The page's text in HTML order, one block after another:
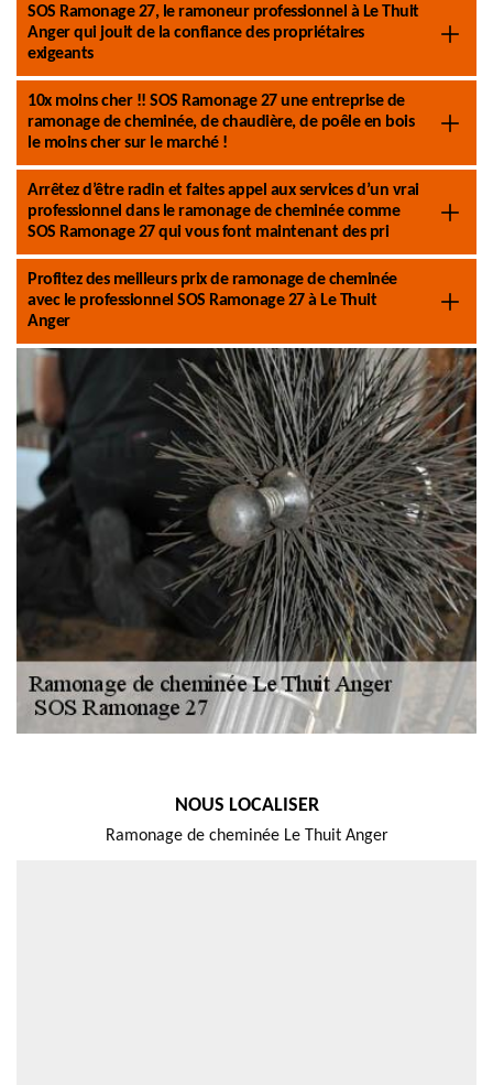
SOS Ramonage 27, le ramoneur professionnel à Le Thuit
Anger qui jouit de la confiance des propriétaires
exigeants
10x moins cher !! SOS Ramonage 27 une entreprise de
ramonage de cheminée, de chaudière, de poêle en bois
le moins cher sur le marché !
Arrêtez d’être radin et faites appel aux services d’un vrai
professionnel dans le ramonage de cheminée comme
SOS Ramonage 27 qui vous font maintenant des pri
Profitez des meilleurs prix de ramonage de cheminée
avec le professionnel SOS Ramonage 27 à Le Thuit
Anger
NOUS LOCALISER
Ramonage de cheminée Le Thuit Anger